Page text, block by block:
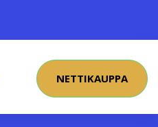
NETTIKAUPPA